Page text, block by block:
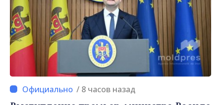
/ 8 часов назад